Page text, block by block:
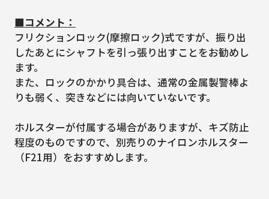
■コメント：
フリクションロック(摩擦ロック)式ですが、振り出
したあとにシャフトを引っ張り出すことをお勧めし
ます。
また、ロックのかかり具合は、通常の金属製警棒よ
りも弱く、突きなどには向いていないです。
ホルスターが付属する場合がありますが、キズ防止
程度のものですので、別売りのナイロンホルスター
（F21用）をおすすめします。